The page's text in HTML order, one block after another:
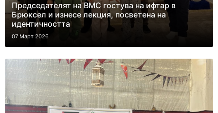
Председателят на ВМС гостува на ифтар в
Брюксел и изнесе лекция, посветена на
идентичността
07 Март 2026